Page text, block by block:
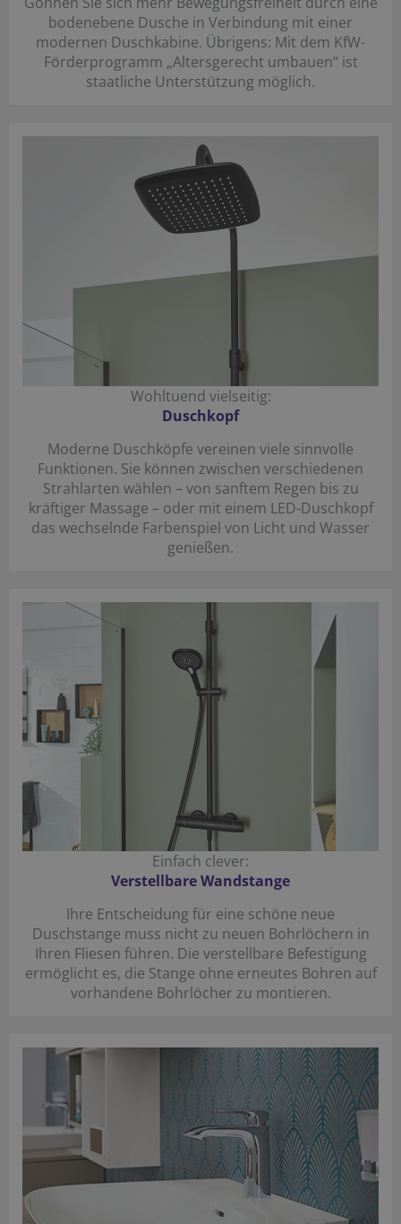
bodenebene Dusche in Verbindung mit einer
modernen Duschkabine. Übrigens: Mit dem KfW-
Förderprogramm „Altersgerecht umbauen“ ist
staatliche Unterstützung möglich.
Wohltuend vielseitig:
Duschkopf
Moderne Duschköpfe vereinen viele sinnvolle
Funktionen. Sie können zwischen verschiedenen
Strahlarten wählen – von sanftem Regen bis zu
kräftiger Massage – oder mit einem LED-Duschkopf
das wechselnde Farbenspiel von Licht und Wasser
genießen.
Einfach clever:
Verstellbare Wandstange
Ihre Entscheidung für eine schöne neue
Duschstange muss nicht zu neuen Bohrlöchern in
Ihren Fliesen führen. Die verstellbare Befestigung
ermöglicht es, die Stange ohne erneutes Bohren auf
vorhandene Bohrlöcher zu montieren.